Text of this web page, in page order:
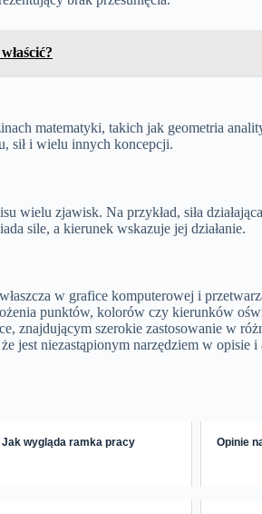
matematyki, takich jak geometria
sił i wielu innych koncepcji.
wielu zjawisk. Na przykład, siła
sile, a kierunek wskazuje jej działanie.
w grafice komputerowej i
punktów, kolorów czy kierunków
znajdującym szerokie zastosowanie w
jest niezastąpionym narzędziem w opisie
Jak wygląda ramka pracy
Opinie